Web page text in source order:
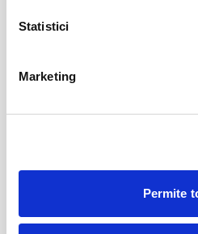
Statistici
Marketing
Permite
Va aducem la cunostinta ca pe langa
suportate de dvs., respectiv: taxe de
bilet, comisioane, cost de livrare (in
Termenii si
Taxa administrare - 2%
Fanteziile sotului
BILETE